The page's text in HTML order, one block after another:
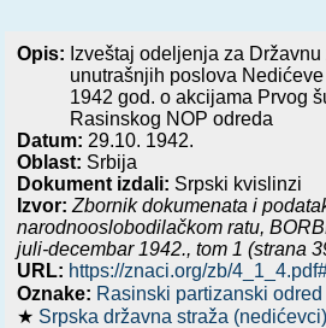
Opis: Izveštaj odeljenja za
unutrašnjih poslova
1942 god. o akcijama Prvog
Rasinskog NOP odreda
Datum: 29.10. 1942.
Oblast: Srbija
Dokument izdali: Srpski kvislinzi
Izvor: Zbornik dokumenata i
narodnooslobodilačkom ratu,
juli-decembar 1942., tom 1 (strana
URL: https://znaci.org/zb/
Oznake: Rasinski partizanski odred
★ Srpska državna straža (nedićevci)